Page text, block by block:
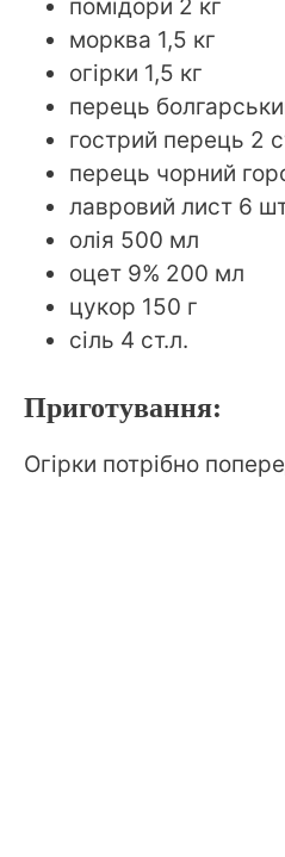
помідори 2 кг
морква 1,5 кг
огірки 1,5 кг
перець
гострий перець 2
перець чорний
лавровий лист 6
олія 500 мл
оцет 9% 200 мл
цукор 150 г
сіль 4 ст.л.
Приготування:
Огірки потрібно